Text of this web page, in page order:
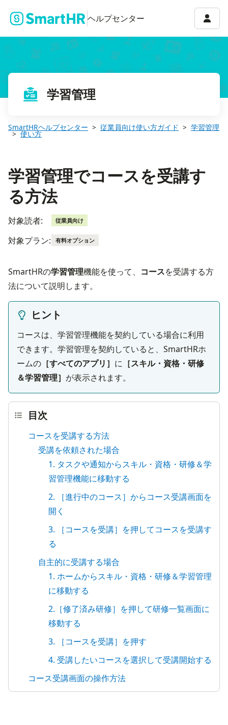
ヘルプセンター アカ
学習管理
SmartHRヘルプセンター 従業員向け使い方ガイド 学習管理
使い方
学習管理でコースを受講す
る方法
対象読者: 従業員向け
対象プラン: 有料オプション
SmartHRの学習管理機能を使って、 コースを受講する方
法について説明します。
ヒント
コースは、学習管理機能を契約している場合に利用
できます。学習管理を契約していると、SmartHRホ
ームの ［すべてのアプリ］ に ［スキル・資格・研修
＆学習管理］ が表示されます。
目次
コースを受講する方法
受講を依頼された場合
1. タスクや通知からスキル・資格・研修＆学
習管理機能に移動する
2. ［進行中のコース］からコース受講画面を
開く
3. ［コースを受講］を押してコースを受講す
る
自主的に受講する場合
1. ホームからスキル・資格・研修＆学習管理
に移動する
2.［修了済み研修］を押して研修一覧画面に
移動する
3. ［コースを受講］を押す
4. 受講したいコースを選択して受講開始する
コース受講画面の操作方法